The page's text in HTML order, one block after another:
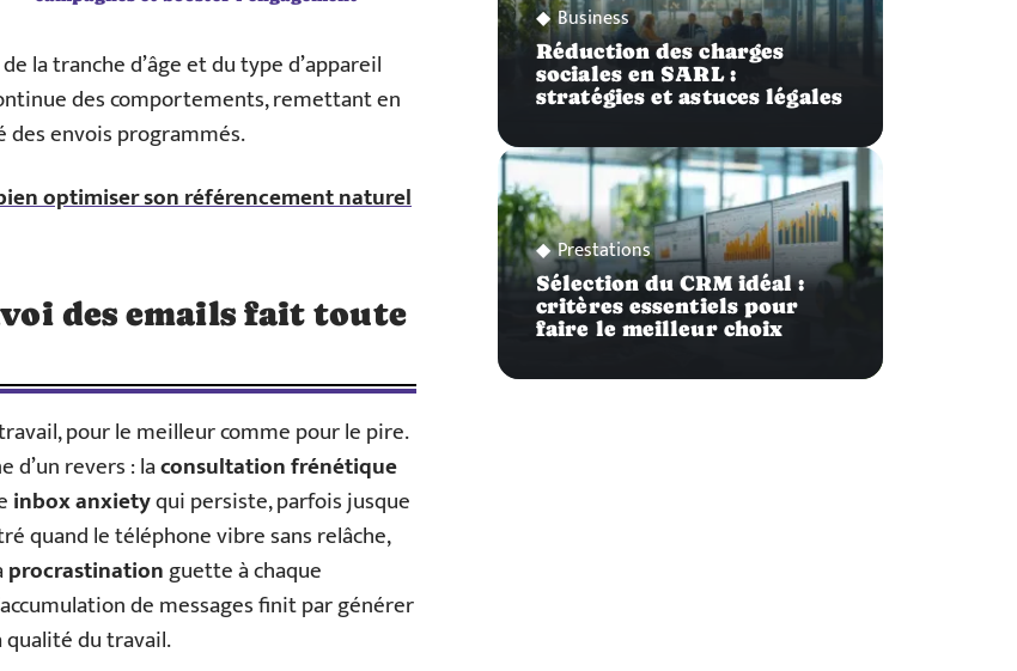
la tranche d’âge et du type d’appareil
des comportements, remettant en
des envois programmés.
optimiser son référencement naturel
des emails fait toute
pour le meilleur comme pour le pire.
d’un revers : laconsultation frénétique
inbox anxietyqui persiste, parfois jusque
quand le téléphone vibre sans relâche,
procrastinationguette à chaque
de messages finit par générer
du travail.
Business
Réduction des charges
sociales en SARL :
stratégies et astuces légales
Prestations
Sélection du CRM idéal :
critères essentiels pour
faire le meilleur choix